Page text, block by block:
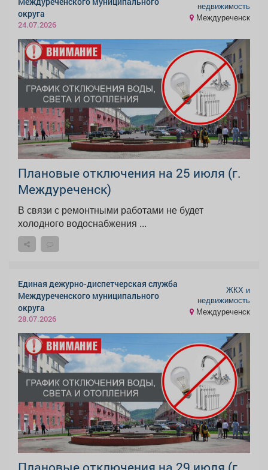
округа
24.07.2026
недвижимость
Междуреченск
Плановые отключения на 25 июля (г.
Междуреченск)
В связи с ремонтными работами не будет
холодного водоснабжения ...
Единая дежурно-диспетчерская служба
Междуреченского муниципального
округа
28.07.2026
ЖКХ и
недвижимость
Междуреченск